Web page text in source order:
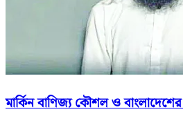
মার্কিন বাণিজ্য কৌশল ও বাংলাদেশের